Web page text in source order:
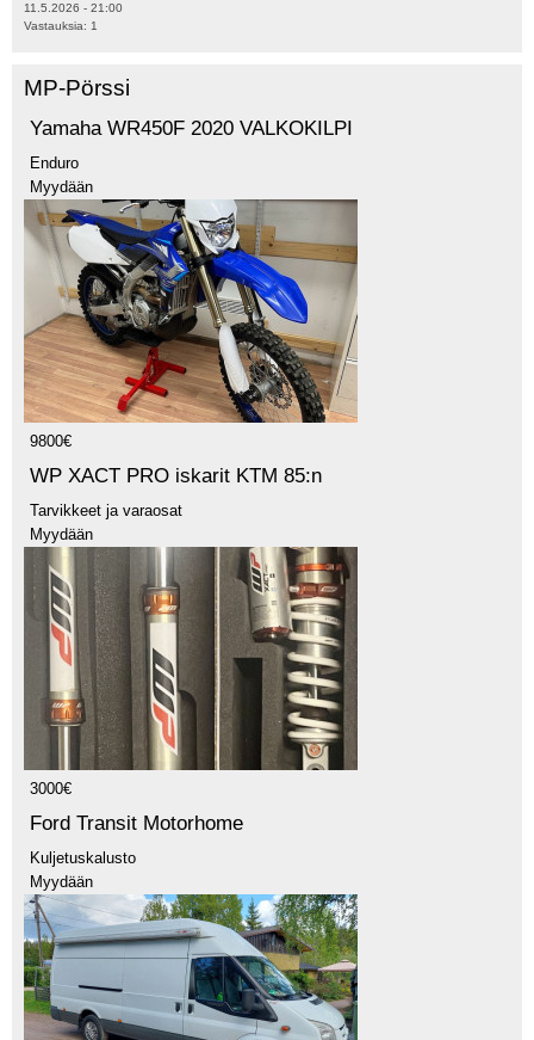
11.5.2026 - 21:00
Vastauksia: 1
MP-Pörssi
Yamaha WR450F 2020 VALKOKILPI
Enduro
Myydään
9800€
WP XACT PRO iskarit KTM 85:n
Tarvikkeet ja varaosat
Myydään
3000€
Ford Transit Motorhome
Kuljetuskalusto
Myydään